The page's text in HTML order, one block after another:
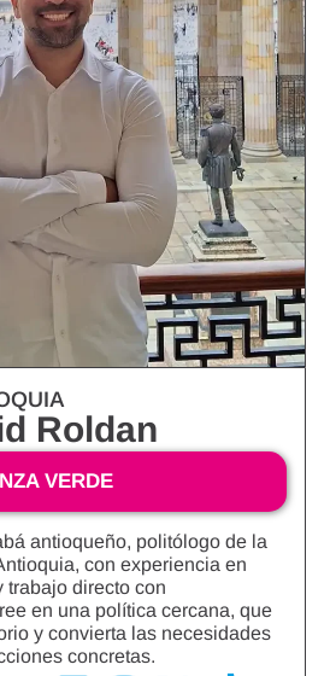
Roldan
VERDE
antioqueño, politólogo de la
con experiencia en
trabajo directo con
en una política cercana, que
y convierta las necesidades
concretas.